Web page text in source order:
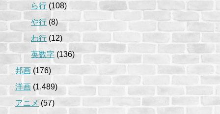
ら行 (108)
や行(8)
わ行 (12)
英数字 (136)
邦画 (176)
洋画 (1,489)
アニメ (57)